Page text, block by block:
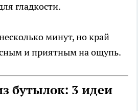
гладкости.
минут, но край
и приятным на ощупь.
бутылок: 3 идеи